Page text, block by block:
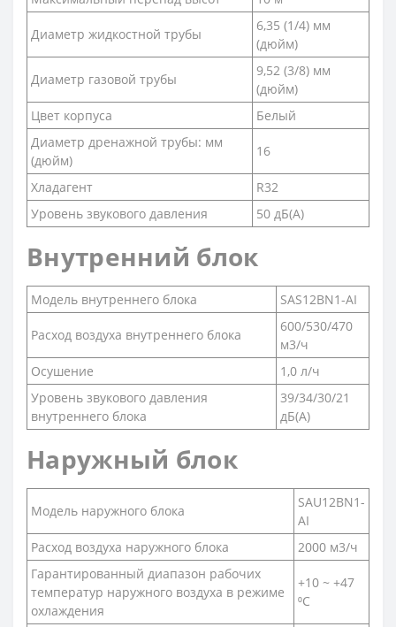
Диаметр жидкостной трубы
6,35 (1/4) мм
(дюйм)
Диаметр газовой трубы
9,52 (3/8) мм
(дюйм)
Цвет корпуса
Белый
Диаметр дренажной трубы: мм
(дюйм)
16
Хладагент
R32
Уровень звукового давления
50 дБ(А)
Внутренний блок
Модель внутреннего блока SAS12BN1-AI
Расход воздуха внутреннего блока
600/530/470
м3/ч
Осушение
1,0 л/ч
Уровень звукового давления
внутреннего блока
39/34/30/21
дБ(А)
Наружный блок
Модель наружного блока
SAU12BN1-
AI
Расход воздуха наружного блока
2000 м3/ч
Гарантированный диапазон рабочих
температур наружного воздуха в режиме
охлаждения
+10 ~ +47
⁰С